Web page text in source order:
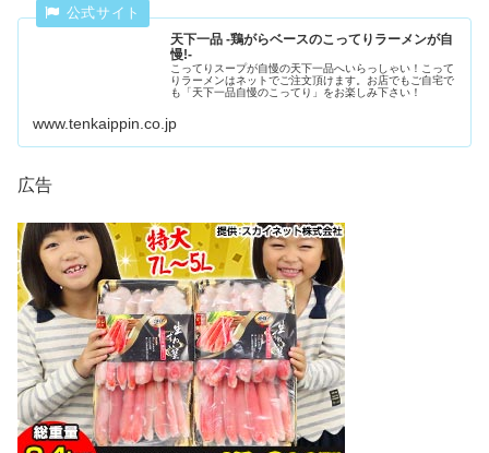
天下一品 -鶏がらベースのこってりラーメンが自
慢!-
こってりスープが自慢の天下一品へいらっしゃい！こって
りラーメンはネットでご注文頂けます。お店でもご自宅で
も「天下一品自慢のこってり」をお楽しみ下さい！
www.tenkaippin.co.jp
広告